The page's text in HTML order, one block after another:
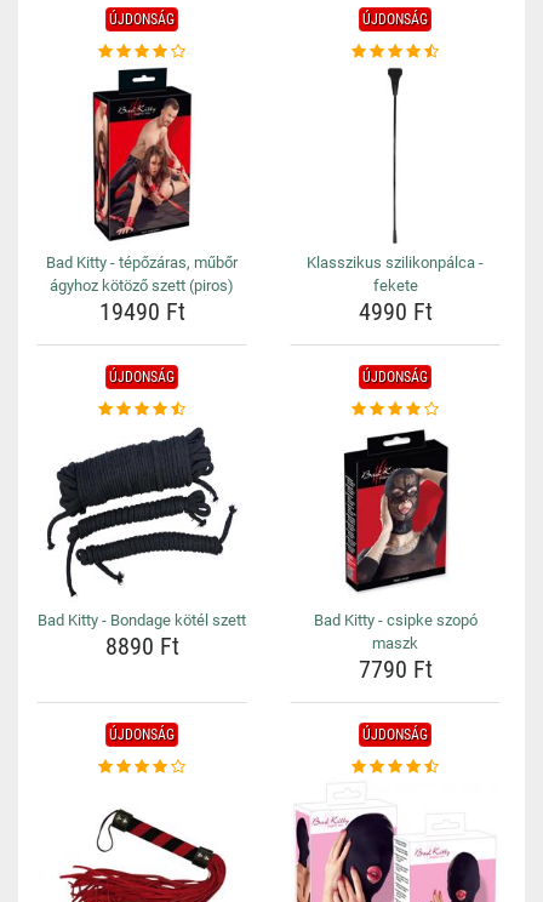
ÚJDONSÁG
Bad Kitty - tépőzáras, műbőr
ágyhoz kötöző szett (piros)
19490 Ft
ÚJDONSÁG
Klasszikus szilikonpálca -
fekete
4990 Ft
ÚJDONSÁG
Bad Kitty - Bondage kötél szett
8890 Ft
ÚJDONSÁG
Bad Kitty - csipke szopó
maszk
7790 Ft
ÚJDONSÁG ÚJDONSÁG